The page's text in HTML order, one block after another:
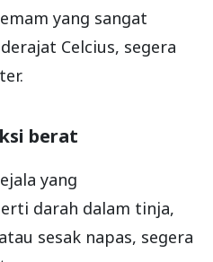
yang sangat
Celcius, segera
berat
yang
darah dalam tinja,
sesak napas, segera